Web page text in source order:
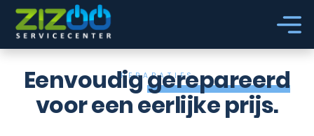
Ga naar hoofdinhoud
Ga naar voettekst
REPARATIES
Eenvoudiggerepareerd
voor een eerlijke prijs.